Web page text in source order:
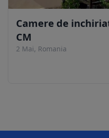
Camere de
CM
2 Mai, Romania